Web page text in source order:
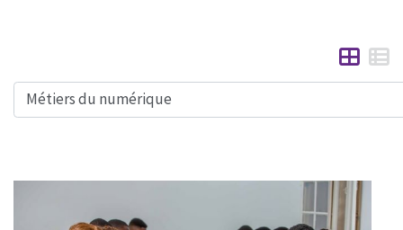
Catégories de cours